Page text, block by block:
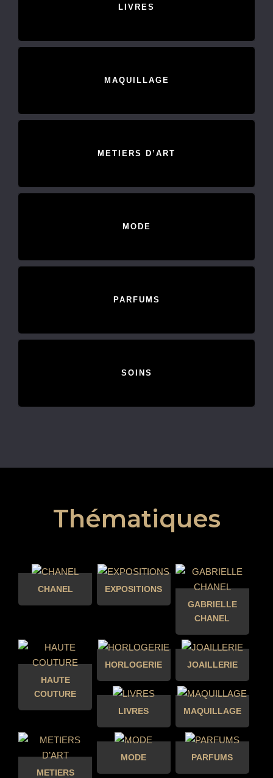
LIVRES
MAQUILLAGE
METIERS D’ART
MODE
PARFUMS
SOINS
Thématiques
CHANEL
EXPOSITIONS
GABRIELLE
CHANEL
HAUTE
COUTURE
HORLOGERIE JOAILLERIE
LIVRES MAQUILLAGE
METIERS
MODE PARFUMS